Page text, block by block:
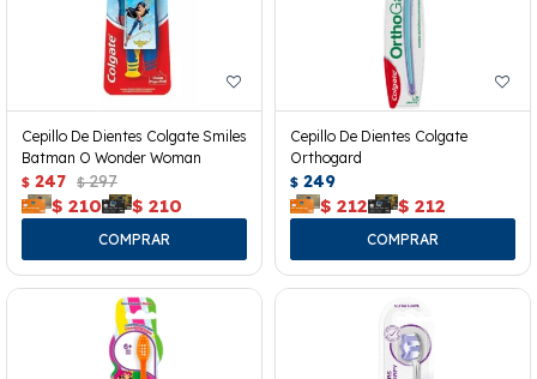
Cepillo De Dientes Colgate Smiles
Batman O Wonder Woman
$ 247 $ 297
$ 210 $ 210
Cepillo De Dientes Colgate
Orthogard
$ 249
$ 212 $ 212